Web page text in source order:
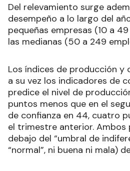
Del relevamiento surge
desempeño a lo largo del
pequeñas empresas (10 a
las medianas (50 a 249
Los índices de producción y
a su vez los indicadores de
predice el nivel de
puntos menos que en el
de confianza en 44, cuatro
el trimestre anterior. Ambos
debajo del “umbral de
“normal”, ni buena ni mala)